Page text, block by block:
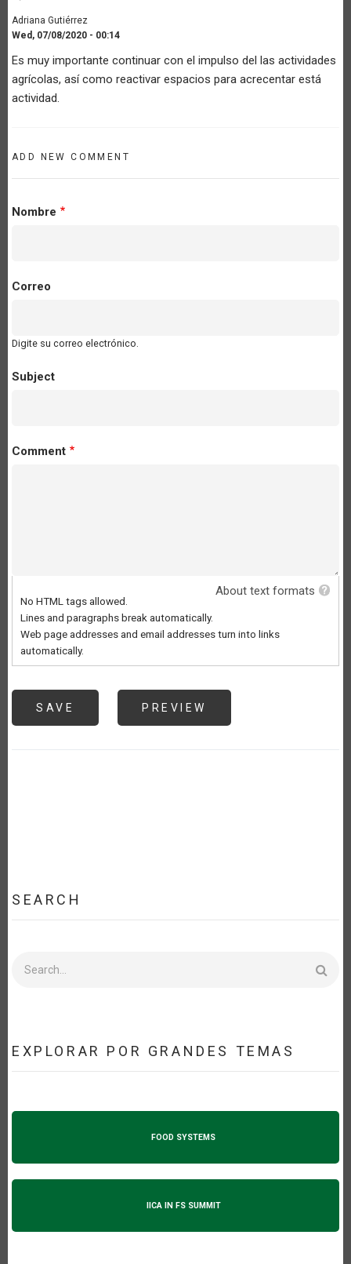
Adriana Gutiérrez
Wed, 07/08/2020 - 00:14
Es muy importante continuar con el impulso del las actividades
agrícolas, así como reactivar espacios para acrecentar está
actividad.
ADD NEW COMMENT
Nombre
Correo
Digite su correo electrónico.
Subject
Comment
About text formats
No HTML tags allowed.
Lines and paragraphs break automatically.
Web page addresses and email addresses turn into links
automatically.
SEARCH
EXPLORAR POR GRANDES TEMAS
FOOD SYSTEMS
IICA IN FS SUMMIT